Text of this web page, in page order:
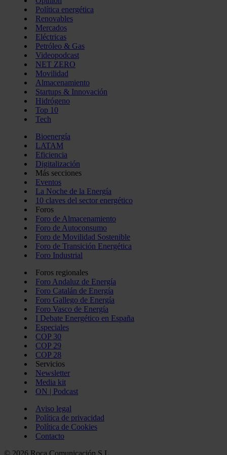
Política energética
Renovables
Mercados
Eléctricas
Petróleo & Gas
Videopodcast
NET ZERO
Movilidad
Almacenamiento
Startups & Innovación
Hidrógeno
Top 10
Tech
Bioenergía
LATAM
Eficiencia
Digitalización
Más secciones
Eventos
La Noche de la Energía
10 claves del sector energético
Foros
Foro de Almacenamiento
Foro de Autoconsumo
Foro de Movilidad Sostenible
Foro de Transición Energética
Foro Industrial
Foros regionales
Foro Andaluz de Energía
Foro Catalán de Energía
Foro Gallego de Energía
Foro Vasco de Energía
I Debate Energético en España
Especiales
COP 30
COP 29
COP 28
Servicios
Newsletter
Media kit
ON | Podcast
Aviso legal
Política de privacidad
Política de Cookies
Contacto
© 2026 Roca Comunicación S.L.